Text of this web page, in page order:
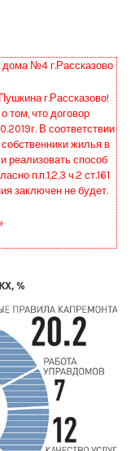
№4 г.Рассказово
г.Рассказово!
том, что договор
В соответствии
жилья в
реализовать способ
п.п.1,2,3 ч.2 ст.161
заключен не будет.